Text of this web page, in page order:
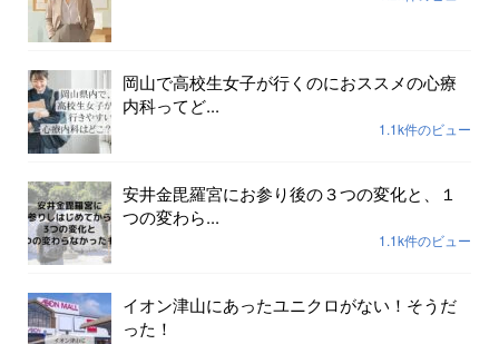
岡山で高校生女子が行くのにおススメの心療
内科ってど...
1.1k件のビュー
安井金毘羅宮にお参り後の３つの変化と、１
つの変わら...
1.1k件のビュー
イオン津山にあったユニクロがない！そうだ
った！